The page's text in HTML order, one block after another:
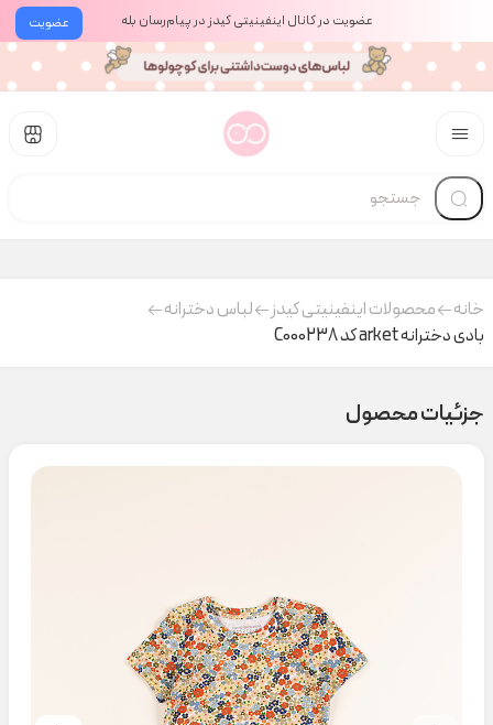
عضویت عضویت در کانال اینفینیتی کیدز در پیام‌رسان بله
خانه محصولات اینفینیتی کیدز
لباس دخترانه
بادی دخترانه arket کد C000238
جزئیات محصول